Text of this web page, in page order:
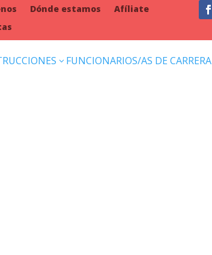
Dónde estamos
Afíliate
3 FUNCIONARIOS/AS DE CARRERA